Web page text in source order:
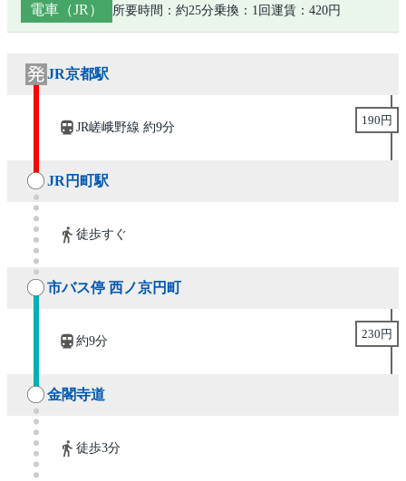
電車（JR） 所要時間：約25分乗換：1回 運賃：420円
JR京都駅
JR嵯峨野線 約9分
190円
JR円町駅
徒歩すぐ
市バス停 西ノ京円町
約9分
230円
金閣寺道
徒歩3分